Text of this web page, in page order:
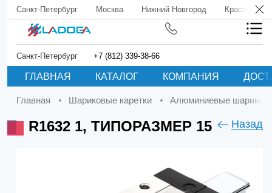
Санкт-Петербург Москва Нижний Новгород Краснодар
Санкт-Петербург +7 (812) 339-38-66
ГЛАВНАЯ КАТАЛОГ КОМПАНИЯ
Главная Шариковые каретки Алюминиевые
R1632 1, ТИПОРАЗМЕР 15 Назад